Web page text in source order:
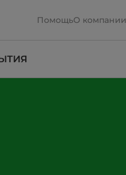
ПомощьО компании